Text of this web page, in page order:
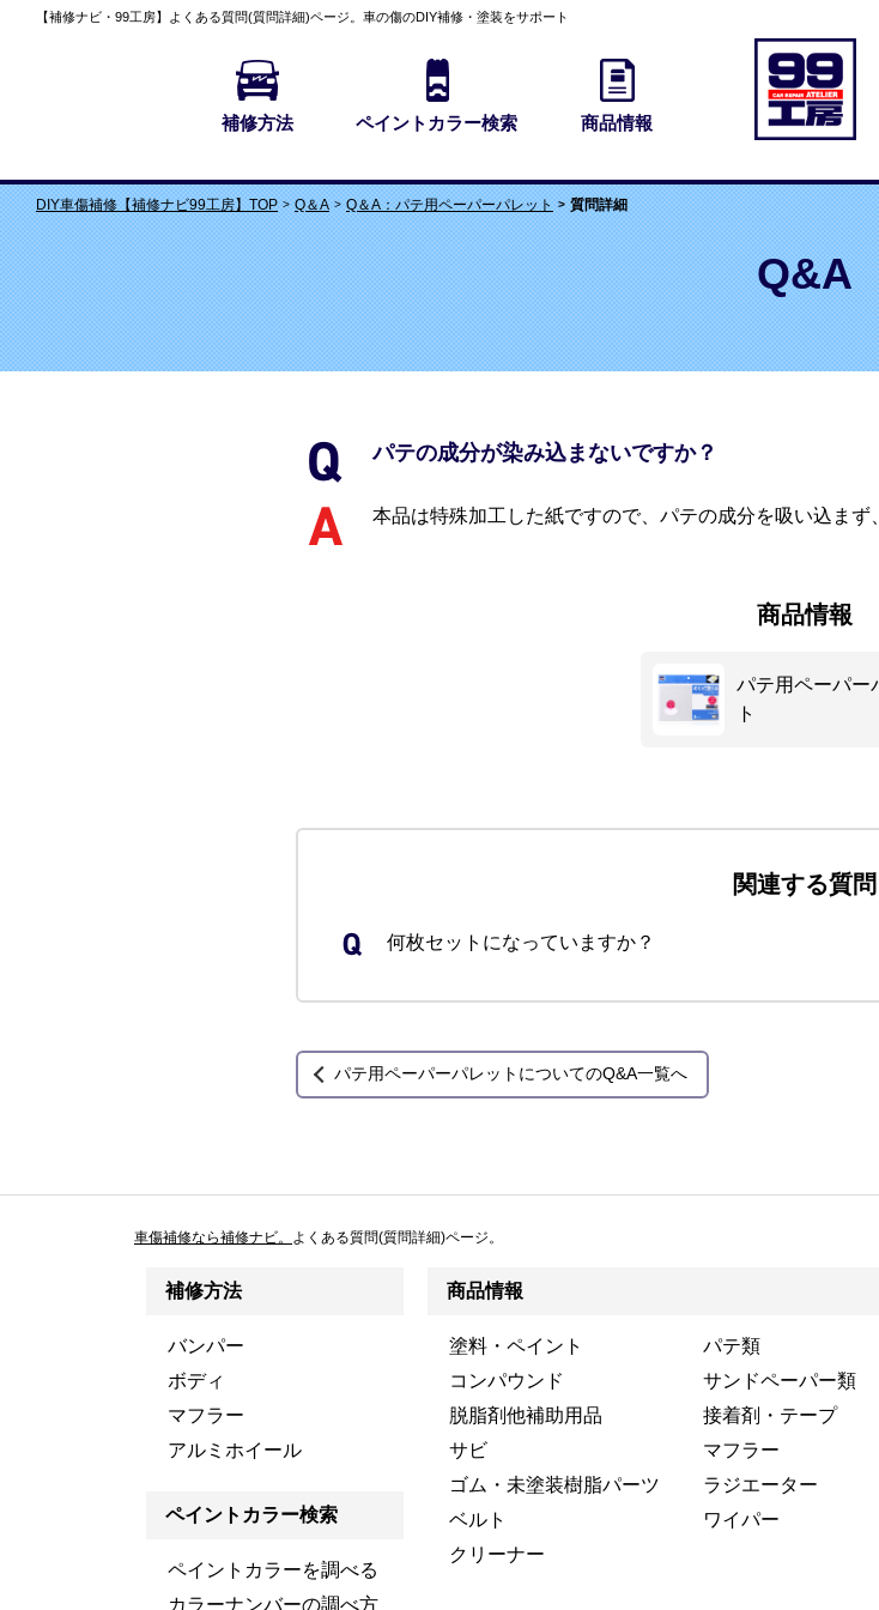
【補修ナビ・99工房】 よくある質問(質問詳細)ページ。車の傷のDIY補修・塗装をサポート
補修方法 ペイントカラー検索 商品情報
DIY車傷補修【補修ナビ99工房】TOP Q＆A Q＆A：パテ用ペーパーパレット 質問詳細
Q&A
パテの成分が染み込まないですか？
本品は特殊加工した紙ですので、パテの成分を吸い込まず
商品情報
パテ用ペーパー
ト
関連する質問
何枚セットになっていますか？
パテ用ペーパーパレットについてのQ&A一覧へ
車傷補修なら補修ナビ。 よくある質問(質問詳細)ページ。
補修方法
バンパー
ボディ
マフラー
アルミホイール
ペイントカラー検索
ペイントカラーを調べる
カラーナンバーの調べ方
商品情報
塗料・ペイント
パテ類
コンパウンド
サンドペーパー類
脱脂剤他補助用品
接着剤・テープ
サビ
マフラー
ゴム・未塗装樹脂パーツ
ラジエーター
ベルト
ワイパー
クリーナー